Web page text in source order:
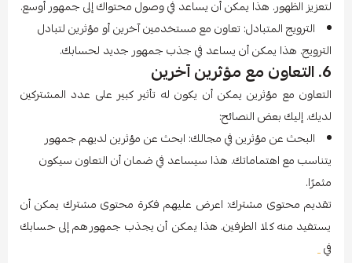
لتعزيز الظهور. هذا يمكن أن يساعد في وصول محتواك إلى جمهور أوسع.
الترويج المتبادل: تعاون مع مستخدمين آخرين أو مؤثرين لتبادل
الترويج. هذا يمكن أن يساعد في جذب جمهور جديد لحسابك.
6. التعاون مع مؤثرين آخرين
التعاون مع مؤثرين يمكن أن يكون له تأثير كبير على عدد المشتركين
لديك. إليك بعض النصائح:
البحث عن مؤثرين في مجالك: ابحث عن مؤثرين لديهم جمهور
يتناسب مع اهتماماتك. هذا سيساعد في ضمان أن التعاون سيكون
مثمرًا.
تقديم محتوى مشترك: اعرض عليهم فكرة محتوى مشترك يمكن أن
يستفيد منه كلا الطرفين. هذا يمكن أن يجذب جمهورهم إلى حسابك
في